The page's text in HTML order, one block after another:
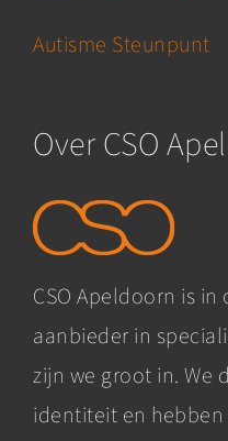
Autisme Steunpunt
Over CSO
CSO Apeldoorn is
aanbieder in
zijn we groot in. We
identiteit en